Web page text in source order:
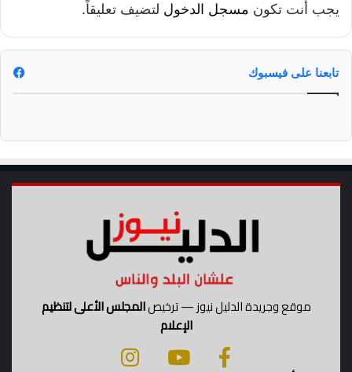
يجب أنت تكون مسجل الدخول لتضيف تعليقاً.
تابعنا على فيسبوك
موقع وجريدة الدليل نيوز — ترخيصالمجلس الأعلى لتنظيم
الإعلام